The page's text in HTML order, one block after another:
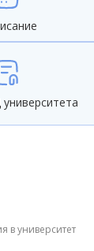
в университет